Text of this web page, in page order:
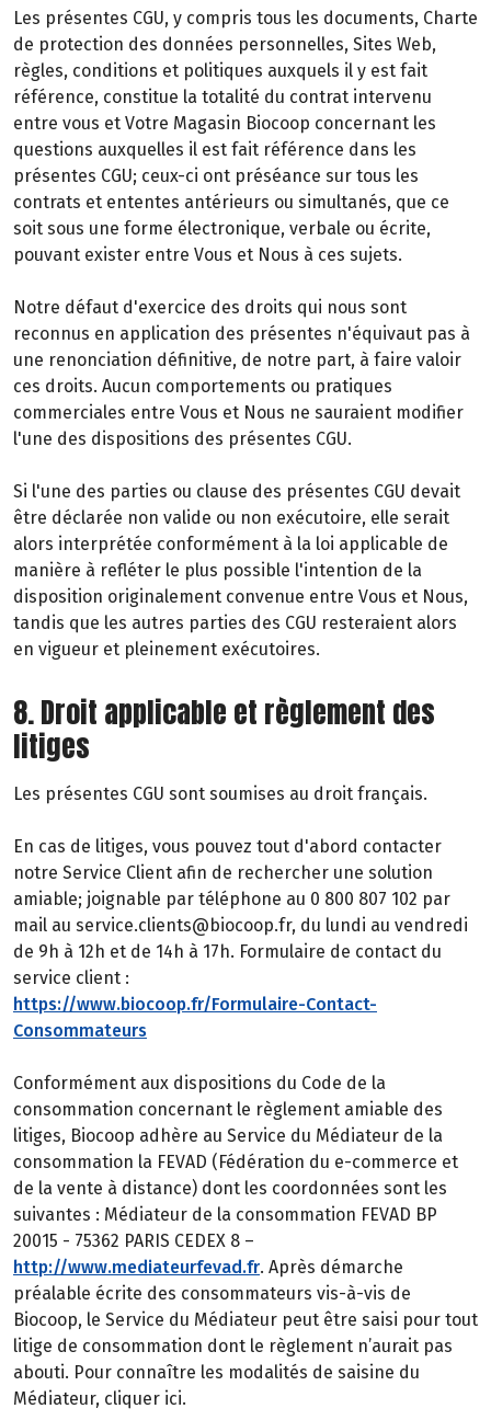
Les présentes CGU, y compris tous les documents, Charte
de protection des données personnelles, Sites Web,
règles, conditions et politiques auxquels il y est fait
référence, constitue la totalité du contrat intervenu
entre vous et Votre Magasin Biocoop concernant les
questions auxquelles il est fait référence dans les
présentes CGU; ceux-ci ont préséance sur tous les
contrats et ententes antérieurs ou simultanés, que ce
soit sous une forme électronique, verbale ou écrite,
pouvant exister entre Vous et Nous à ces sujets.
Notre défaut d'exercice des droits qui nous sont
reconnus en application des présentes n'équivaut pas à
une renonciation définitive, de notre part, à faire valoir
ces droits. Aucun comportements ou pratiques
commerciales entre Vous et Nous ne sauraient modifier
l'une des dispositions des présentes CGU.
Si l'une des parties ou clause des présentes CGU devait
être déclarée non valide ou non exécutoire, elle serait
alors interprétée conformément à la loi applicable de
manière à refléter le plus possible l'intention de la
disposition originalement convenue entre Vous et Nous,
tandis que les autres parties des CGU resteraient alors
en vigueur et pleinement exécutoires.
8. Droit applicable et règlement des
litiges
Les présentes CGU sont soumises au droit français.
En cas de litiges, vous pouvez tout d'abord contacter
notre Service Client afin de rechercher une solution
amiable; joignable par téléphone au 0 800 807 102 par
mail au service.clients@biocoop.fr, du lundi au vendredi
de 9h à 12h et de 14h à 17h. Formulaire de contact du
service client :
https://www.biocoop.fr/Formulaire-Contact-
Consommateurs
Conformément aux dispositions du Code de la
consommation concernant le règlement amiable des
litiges, Biocoop adhère au Service du Médiateur de la
consommation la FEVAD (Fédération du e-commerce et
de la vente à distance) dont les coordonnées sont les
suivantes : Médiateur de la consommation FEVAD BP
20015 - 75362 PARIS CEDEX 8 –
http://www.mediateurfevad.fr. Après démarche
préalable écrite des consommateurs vis-à-vis de
Biocoop, le Service du Médiateur peut être saisi pour tout
litige de consommation dont le règlement n’aurait pas
abouti. Pour connaître les modalités de saisine du
Médiateur, cliquer ici.